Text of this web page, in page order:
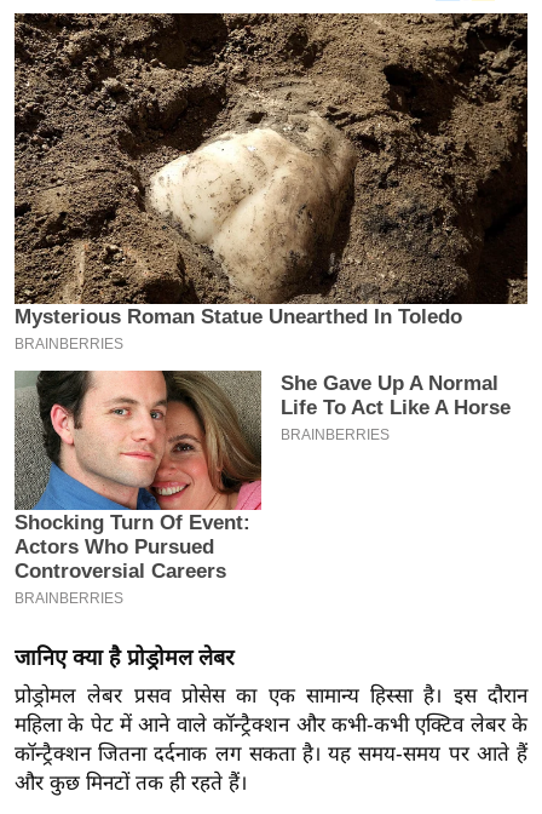
ल
क्रि
के
ट
I
P
L
2
0
2
6
क्रा
इ
म
ई
-
पे
प
र
मि
सा
ल
बे
जानिए क्‍या है प्रोड्रोमल लेबर
प्रोड्रोमल लेबर प्रसव प्रोसेस का एक सामान्य हिस्सा है। इस दौरान
महिला के पेट में आने वाले कॉन्ट्रैक्शन और कभी-कभी एक्टिव लेबर के
कॉन्ट्रैक्शन जितना दर्दनाक लग सकता है। यह समय-समय पर आते हैं
और कुछ मिनटों तक ही रहते हैं।